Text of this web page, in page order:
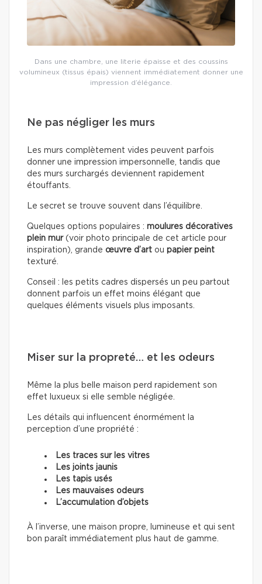
Dans une chambre, une literie épaisse et des coussins
volumineux (tissus épais) viennent immédiatement donner une
impression d’élégance.
Ne pas négliger les murs
Les murs complètement vides peuvent parfois
donner une impression impersonnelle, tandis que
des murs surchargés deviennent rapidement
étouffants.
Le secret se trouve souvent dans l’équilibre.
Quelques options populaires : moulures décoratives
plein mur (voir photo principale de cet article pour
inspiration), grande œuvre d’art ou papier peint
texturé.
Conseil : les petits cadres dispersés un peu partout
donnent parfois un effet moins élégant que
quelques éléments visuels plus imposants.
Miser sur la propreté… et les odeurs
Même la plus belle maison perd rapidement son
effet luxueux si elle semble négligée.
Les détails qui influencent énormément la
perception d’une propriété :
Les traces sur les vitres
Les joints jaunis
Les tapis usés
Les mauvaises odeurs
L’accumulation d’objets
À l’inverse, une maison propre, lumineuse et qui sent
bon paraît immédiatement plus haut de gamme.